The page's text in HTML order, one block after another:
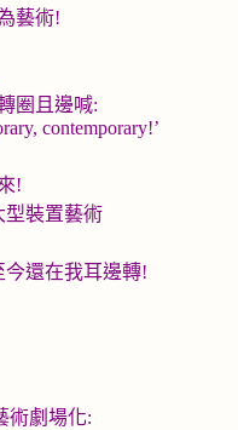
藝術!
圈且邊喊:
contemporary!’
!
型裝置藝術
還在我耳邊轉!
術劇場化: